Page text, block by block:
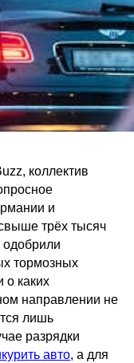
коллектив
и
трёх тысяч
одобрили
тормозных
о каких
направлении не
лишь
разрядки
авто, а для